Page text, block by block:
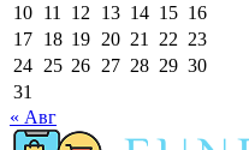
10 11 12 13 14 15 16
17 18 19 20 21 22 23
24 25 26 27 28 29 30
31
« Авг